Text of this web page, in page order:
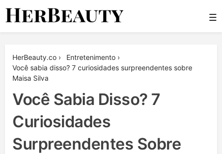
Skip
☰
HerBeauty.co › Entretenimento ›
Você sabia disso? 7 curiosidades surpreendentes sobre
Maisa Silva
Você Sabia Disso? 7
Curiosidades
Surpreendentes Sobre